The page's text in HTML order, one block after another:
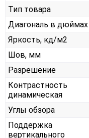
Тип товара
Диагональ в дюймах
Яркость, кд/м2
Шов, мм
Разрешение
Контрастность
динамическая
Углы обзора
Поддержка
вертикального